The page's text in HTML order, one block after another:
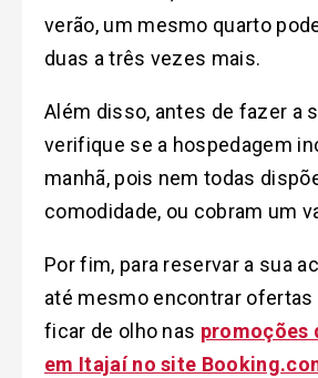
verão, um mesmo quarto
duas a três vezes mais.
Além disso, antes de fazer a
verifique se a hospedagem
manhã, pois nem todas
comodidade, ou cobram um
Por fim, para reservar a sua
até mesmo encontrar ofertas
ficar de olho nas promoções
em Itajaí no site